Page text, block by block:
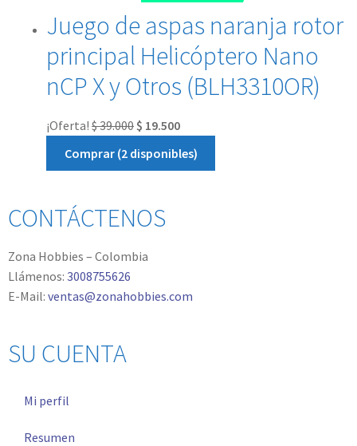
Juego de aspas naranja rotor
principal Helicóptero Nano
nCP X y Otros (BLH3310OR)
¡Oferta! $39.000 $ 19.500
Comprar (2 disponibles)
CONTÁCTENOS
Zona Hobbies – Colombia
Llámenos: 3008755626
E-Mail: ventas@zonahobbies.com
SU CUENTA
Mi perfil
Resumen